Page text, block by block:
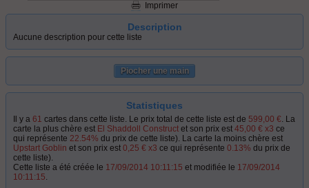
Imprimer
Description
Aucune description pour cette liste
Piocher une main
Statistiques
Il y a 61 cartes dans cette liste. Le prix total de cette liste est de 599,00 €. La
carte la plus chère est El Shaddoll Construct et son prix est 45,00 € x3 ce
qui représente 22.54% du prix de cette liste). La carte la moins chère est
Upstart Goblin et son prix est 0,25 € x3 ce qui représente 0.13% du prix de
cette liste).
Cette liste a été créée le 17/09/2014 10:11:15 et modifiée le 17/09/2014
10:11:15.